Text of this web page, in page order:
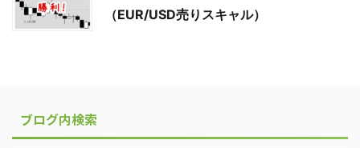
（EUR/USD売りスキャル）
ブログ内検索